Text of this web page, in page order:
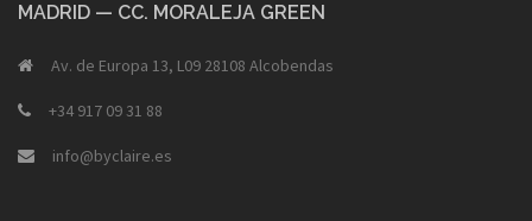
MADRID — CC. MORALEJA GREEN
Av. de Europa 13, L09 28108 Alcobendas
+34 917 09 31 88
info@byclaire.es